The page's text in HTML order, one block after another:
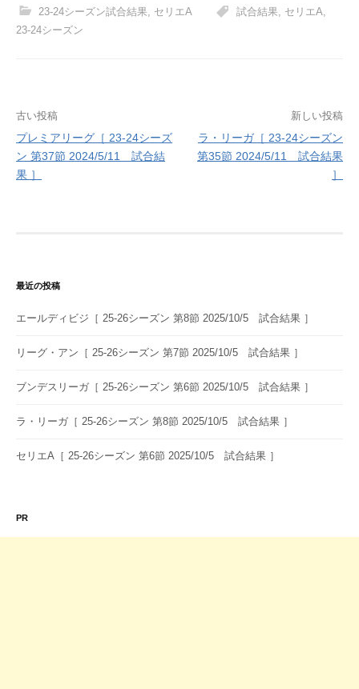
23-24シーズン試合結果 セリエA 試合結果 セリエA
23-24シーズン
投
稿
ナ
シ
ョ
古い投稿
プレミアリーグ［ 23-24シーズ
ン 第37節 2024/5/11 試合結
果 ］
新しい投稿
ラ・リーガ［ 23-24シーズン
第35節 2024/5/11 試合結果
］
最近の投稿
エールディビジ［ 25-26シーズン 第8節 2025/10/5 試合結果 ］
リーグ・アン［ 25-26シーズン 第7節 2025/10/5 試合結果 ］
ブンデスリーガ［ 25-26シーズン 第6節 2025/10/5 試合結果 ］
ラ・リーガ［ 25-26シーズン 第8節 2025/10/5 試合結果 ］
セリエA［ 25-26シーズン 第6節 2025/10/5 試合結果 ］
PR